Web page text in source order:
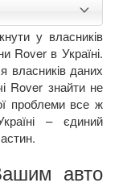
у власників
Rover в Україні.
власників даних
Rover знайти не
проблеми все ж
– єдиний
авто